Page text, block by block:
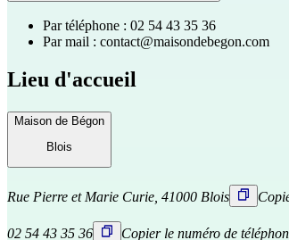
Par téléphone : 02 54 43 35 36
Par mail : contact@maisondebegon.com
Lieu d'accueil
Maison de Bégon
Blois
Rue Pierre et Marie Curie, 41000 Blois
02 54 43 35 36 Copier le numéro de